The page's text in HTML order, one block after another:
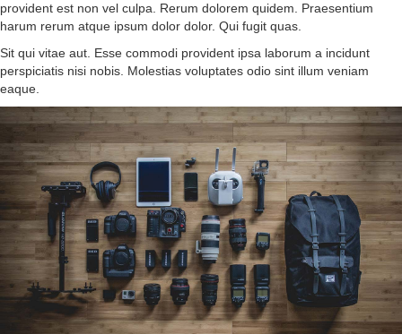
provident est non vel culpa. Rerum dolorem quidem. Praesentium
harum rerum atque ipsum dolor dolor. Qui fugit quas.
Sit qui vitae aut. Esse commodi provident ipsa laborum a incidunt
perspiciatis nisi nobis. Molestias voluptates odio sint illum veniam
eaque.